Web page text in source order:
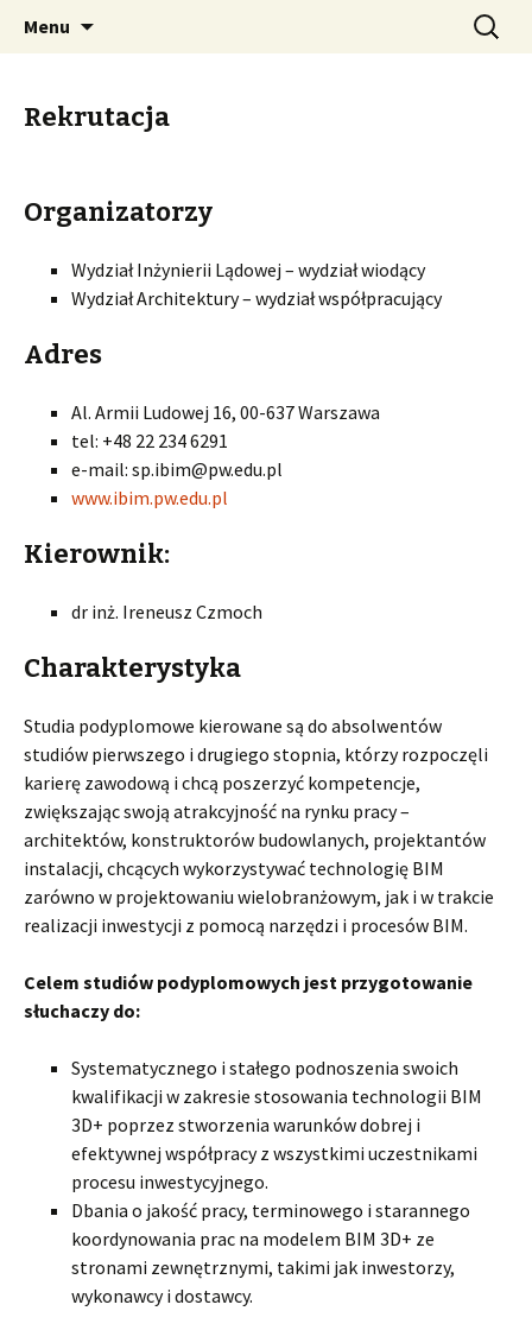
Interdyscyplinarny BIM
Międzywydziałowe studia podyplomowe BIM
organizowane wspólnie przez Wydział
Politechniki Warszawskiej.
Menu Szukaj:
Rekrutacja
Organizatorzy
Wydział Inżynierii Lądowej – wydział wiodący
Wydział Architektury – wydział współpracujący
Adres
Al. Armii Ludowej 16, 00-637 Warszawa
tel: +48 22 234 6291
e-mail: sp.ibim@pw.edu.pl
www.ibim.pw.edu.pl
Kierownik:
dr inż. Ireneusz Czmoch
Charakterystyka
Studia podyplomowe kierowane są do absolwentów
studiów pierwszego i drugiego stopnia, którzy rozpoczęli
karierę zawodową i chcą poszerzyć kompetencje,
zwiększając swoją atrakcyjność na rynku pracy –
architektów, konstruktorów budowlanych, projektantów
instalacji, chcących wykorzystywać technologię BIM
zarówno w projektowaniu wielobranżowym, jak i w trakcie
realizacji inwestycji z pomocą narzędzi i procesów BIM.
Celem studiów podyplomowych jest przygotowanie
słuchaczy do:
Systematycznego i stałego podnoszenia swoich
kwalifikacji w zakresie stosowania technologii BIM
3D+ poprzez stworzenia warunków dobrej i
efektywnej współpracy z wszystkimi uczestnikami
procesu inwestycyjnego.
Dbania o jakość pracy, terminowego i starannego
koordynowania prac na modelem BIM 3D+ ze
stronami zewnętrznymi, takimi jak inwestorzy,
wykonawcy i dostawcy.